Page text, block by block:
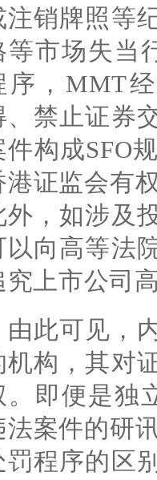
注销牌照等
等市场失当
序， MMT
、禁止证券
件构成SFO
港证监会有
外，如涉及
以向高等法
究上市公司
由此可见，
机构，其对
。即便是独
法案件的研
罚程序的区